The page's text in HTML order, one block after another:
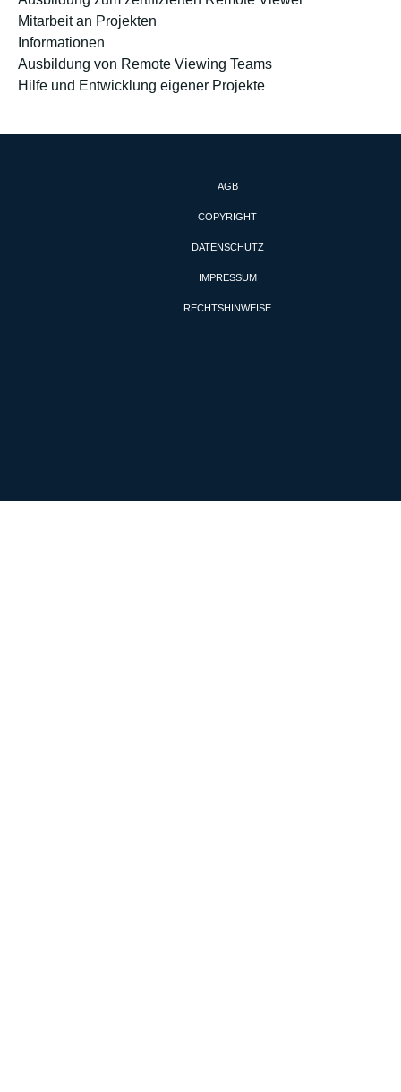
Mitarbeit an Projekten
Informationen
Ausbildung von Remote Viewing Teams
Hilfe und Entwicklung eigener Projekte
AGB
COPYRIGHT
DATENSCHUTZ
IMPRESSUM
RECHTSHINWEISE